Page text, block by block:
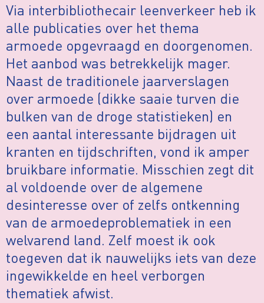
Via interbibliothecair leenverkeer heb ik
alle publicaties over het thema
armoede opgevraagd en doorgenomen.
Het aanbod was betrekkelijk mager.
Naast de traditionele jaarverslagen
over armoede (dikke saaie turven die
bulken van de droge statistieken) en
een aantal interessante bijdragen uit
kranten en tijdschriften, vond ik amper
bruikbare informatie. Misschien zegt dit
al voldoende over de algemene
desinteresse over of zelfs ontkenning
van de armoedeproblematiek in een
welvarend land. Zelf moest ik ook
toegeven dat ik nauwelijks iets van deze
ingewikkelde en heel verborgen
thematiek afwist.